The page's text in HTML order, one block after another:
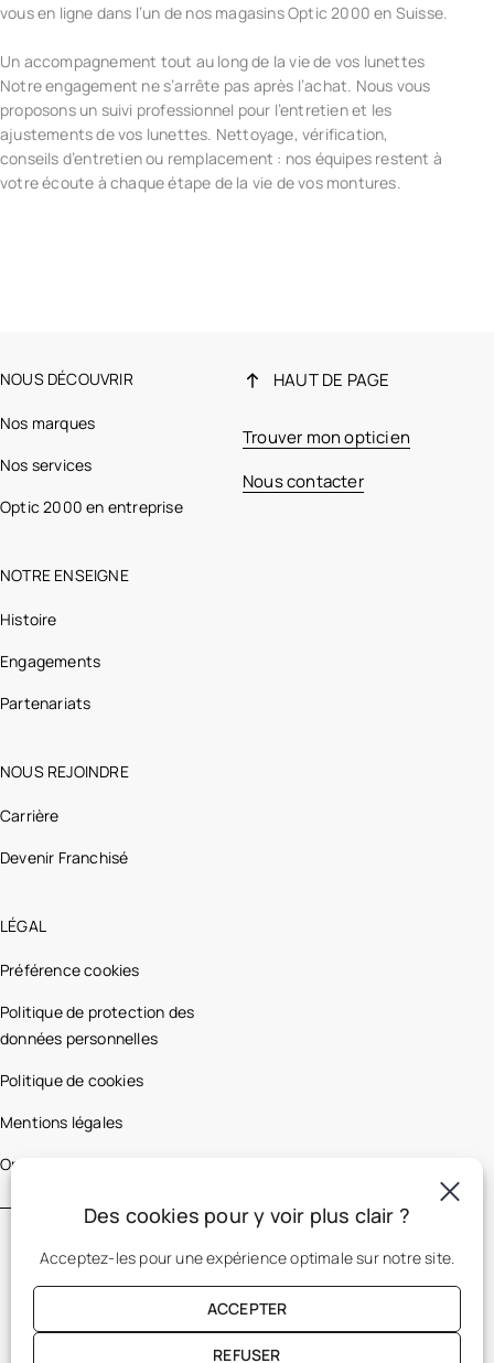
vous en ligne dans l’un de nos magasins Optic 2000 en Suisse.
Un accompagnement tout au long de la vie de vos lunettes
Notre engagement ne s’arrête pas après l’achat. Nous vous
proposons un suivi professionnel pour l’entretien et les
ajustements de vos lunettes. Nettoyage, vérification,
conseils d’entretien ou remplacement : nos équipes restent à
votre écoute à chaque étape de la vie de vos montures.
NOUS DÉCOUVRIR
Nos marques
Nos services
Optic 2000 en entreprise
NOTRE ENSEIGNE
Histoire
Engagements
Partenariats
NOUS REJOINDRE
Carrière
Devenir Franchisé
LÉGAL
Préférence cookies
Politique de protection des
données personnelles
Politique de cookies
Mentions légales
Optic 2000 France
HAUT DE PAGE
Trouver mon opticien
Nous contacter
Des cookies pour y voir plus clair ?
Acceptez-les pour une expérience optimale sur notre site.
ACCEPTER
REFUSER